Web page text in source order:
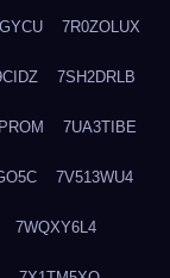
7R0ZOLUX
7SH2DRLB
7UA3TIBE
7V513WU4
7WQXY6L4